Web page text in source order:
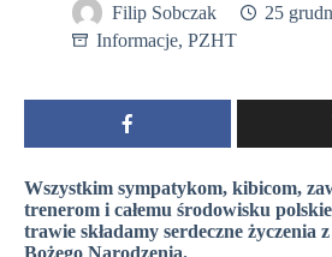
Filip Sobczak
25
Informacje, PZHT
Wszystkim sympatykom, kibicom,
trenerom i całemu środowisku
trawie składamy serdeczne życzenia
Bożego Narodzenia.